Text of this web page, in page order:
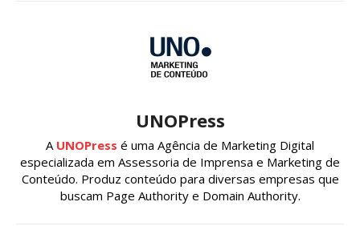
UNOPress
A UNOPress é uma Agência de Marketing Digital
especializada em Assessoria de Imprensa e Marketing de
Conteúdo. Produz conteúdo para diversas empresas que
buscam Page Authority e Domain Authority.